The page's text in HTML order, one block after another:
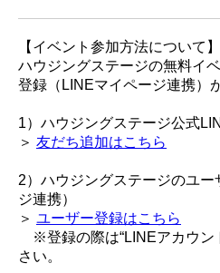
【イベント参加方法について】
ハウジングステージの無料イ
登録（LINEマイページ連携）
1）ハウジングステージ公式
＞ 友だち追加はこちら
2）ハウジングステージのユ
ジ連携）
＞ ユーザー登録はこちら
※登録の際は“LINEアカウン
さい。